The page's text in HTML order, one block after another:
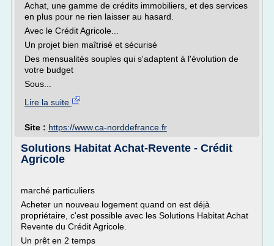
Achat, une gamme de crédits immobiliers, et des services
en plus pour ne rien laisser au hasard.
Avec le Crédit Agricole...
Un projet bien maîtrisé et sécurisé
Des mensualités souples qui s'adaptent à l'évolution de
votre budget
Sous...
Lire la suite
Site : https://www.ca-norddefrance.fr
Solutions Habitat Achat-Revente - Crédit
Agricole
marché particuliers
Acheter un nouveau logement quand on est déjà
propriétaire, c'est possible avec les Solutions Habitat Achat
Revente du Crédit Agricole.
Un prêt en 2 temps